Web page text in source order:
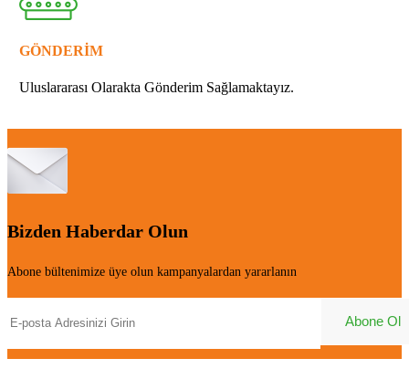
GÖNDERİM
Uluslararası Olarakta Gönderim Sağlamaktayız.
Bizden Haberdar Olun
Abone bültenimize üye olun kampanyalardan yararlanın